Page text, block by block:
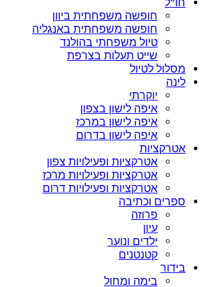
חופשה משפחתית ביוון
חופשה משפחתית באנגליה
טיול משפחתי בהולנד
שייט תעלות בצרפת
מסלול לטיול
לינה
יוקרתי
איפה לישון בצפון
איפה לישון במרכז
איפה לישון בדרום
אטרקציות
אטרקציות ופעילויות צפון
אטרקציות ופעילויות מרכז
אטרקציות ופעילויות דרום
ספרים וכתיבה
פרוזה
עיון
ילדים ונוער
קטנטנים
בידור
בימה ומחול